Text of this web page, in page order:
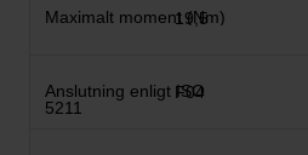
19,5
F04